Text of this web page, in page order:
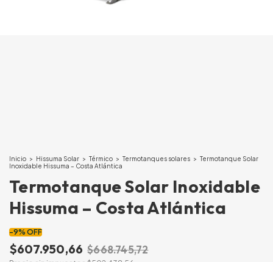
Inicio > Hissuma Solar > Térmico > Termotanques solares > Termotanque Solar
Inoxidable Hissuma – Costa Atlántica
Termotanque Solar Inoxidable
Hissuma – Costa Atlántica
-9% OFF
$607.950,66 $668.745,72